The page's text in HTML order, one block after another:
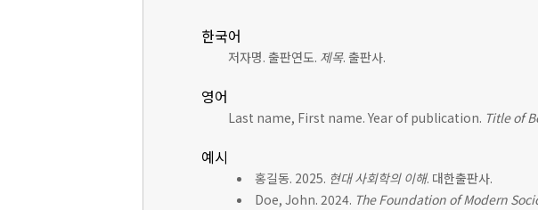
한국어
저자명. 출판연도. 제목. 출판사.
영어
Last name, First name. Year of publication. Title of
예시
홍길동. 2025. 현대 사회학의 이해. 대한출판사.
Doe, John. 2024. The Foundation of Modern